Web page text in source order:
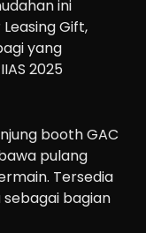
ini
Gift,
yang
2025
booth GAC
pulang
Tersedia
bagian